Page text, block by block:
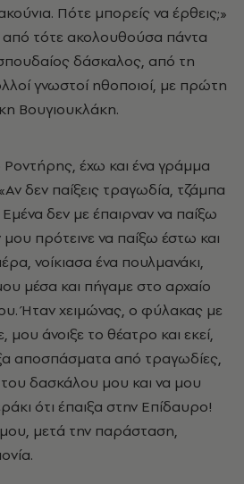
Πότε μπορείς να έρθεις;»
από τότε ακολουθούσα πάντα
δάσκαλος, από τη
γνωστοί ηθοποιοί, με πρώτη
Βουγιουκλάκη.
έχω και ένα γράμμα
δεν παίξεις τραγωδία, τζάμπα
δεν με έπαιρναν να παίξω
πρότεινε να παίξω έστω και
νοίκιασα ένα πουλμανάκι,
μέσα και πήγαμε στο αρχαίο
Ήταν χειμώνας, ο φύλακας με
μου άνοιξε το θέατρο και εκεί,
αποσπάσματα από τραγωδίες,
του δασκάλου μου και να μου
ότι έπαιξα στην Επίδαυρο!
μου, μετά την παράσταση,